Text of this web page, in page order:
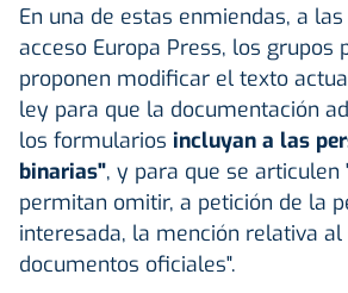
En una de estas enmiendas, a
acceso Europa Press, los grupos
proponen modificar el texto
ley para que la documentación
los formularios incluyan a las
binarias", y para que se articulen
permitan omitir, a petición de la
interesada, la mención relativa al
documentos oficiales".